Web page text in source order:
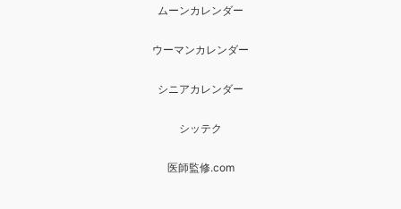
ムーンカレンダー
ウーマンカレンダー
シニアカレンダー
シッテク
医師監修.com